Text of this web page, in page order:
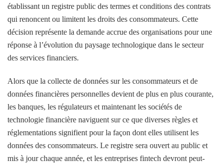
établissant un registre public des termes et conditions des contrats
qui renoncent ou limitent les droits des consommateurs. Cette
décision représente la demande accrue des organisations pour une
réponse à l’évolution du paysage technologique dans le secteur
des services financiers.
Alors que la collecte de données sur les consommateurs et de
données financières personnelles devient de plus en plus courante,
les banques, les régulateurs et maintenant les sociétés de
technologie financière naviguent sur ce que diverses règles et
réglementations signifient pour la façon dont elles utilisent les
données des consommateurs. Le registre sera ouvert au public et
mis à jour chaque année, et les entreprises fintech devront peut-